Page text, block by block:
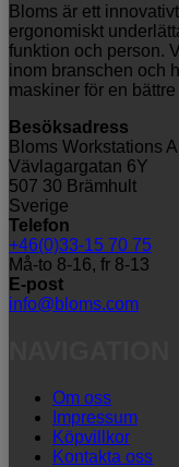
Bloms är ett
ergonomiskt
funktion och person.
inom branschen och
maskiner för en
Besöksadress
Bloms Workstations
Vävlagargatan 6Y
507 30 Brämhult
Sverige
Telefon
+46(0)33-15 70 75
Må-to 8-16, fr 8-13
E-post
info@bloms.com
Om oss
Impressum
Köpvillkor
Kontakta oss